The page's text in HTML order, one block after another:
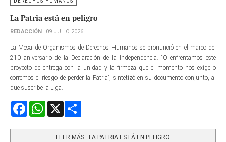
La Patria está en peligro
REDACCIÓN 09 JULIO 2026
La Mesa de Organismos de Derechos Humanos se pronunció en el marco del
210 aniversario de la Declaración de la Independencia. “O enfrentamos este
proyecto de entrega con la unidad y la firmeza que el momento nos exige o
corremos el riesgo de perder la Patria”, sintetizó en su documento conjunto, al
que suscribe la Liga.
FacebookWhatsApp
LEER MÁS…LA PATRIA ESTÁ EN PELIGRO